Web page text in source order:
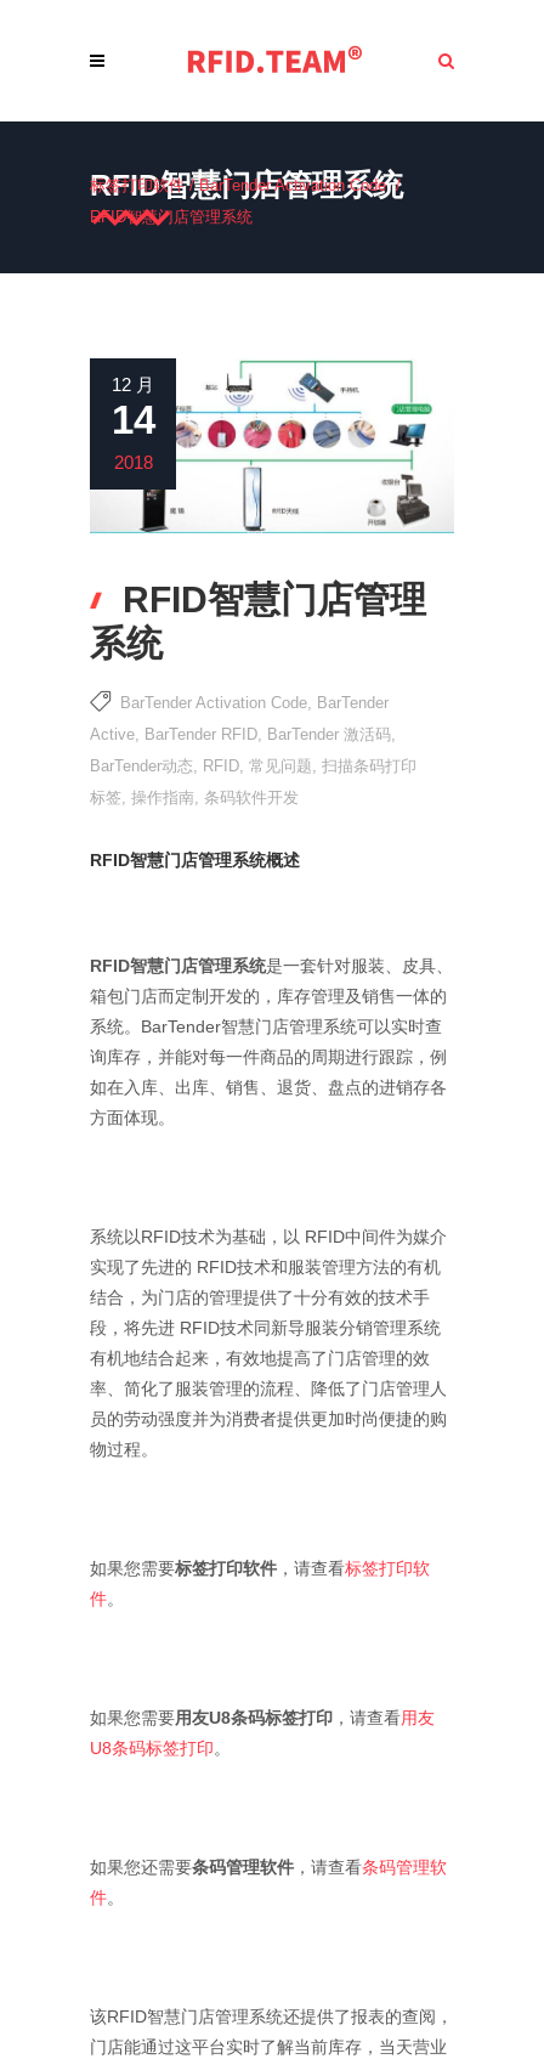
RFID智慧门店管理系统
标签打印软件/BarTender Activation Code /
RFID智慧门店管理系统
12 月
14
2018
RFID智慧门店管理
系统
BarTender Activation Code
BarTender
Active
BarTender RFID BarTender 激活码
BarTender动态
RFID 常见问题 扫描条码打印
标签 操作指南 条码软件开发
RFID智慧门店管理系统概述
RFID智慧门店管理系统是一套针对服装、皮具、
箱包门店而定制开发的，库存管理及销售一体的
系统。BarTender智慧门店管理系统可以实时查
询库存，并能对每一件商品的周期进行跟踪，例
如在入库、出库、销售、退货、盘点的进销存各
方面体现。
系统以RFID技术为基础，以 RFID中间件为媒介
实现了先进的 RFID技术和服装管理方法的有机
结合，为门店的管理提供了十分有效的技术手
段，将先进 RFID技术同新导服装分销管理系统
有机地结合起来，有效地提高了门店管理的效
率、简化了服装管理的流程、降低了门店管理人
员的劳动强度并为消费者提供更加时尚便捷的购
物过程。
如果您需要标签打印软件 ，请查看标签打印软
件。
如果您需要用友U8条码标签打印 ，请查看用友
U8条码标签打印。
如果您还需要条码管理软件 ，请查看条码管理软
件。
该RFID智慧门店管理系统还提供了报表的查阅，
门店能通过这平台实时了解当前库存，当天营业